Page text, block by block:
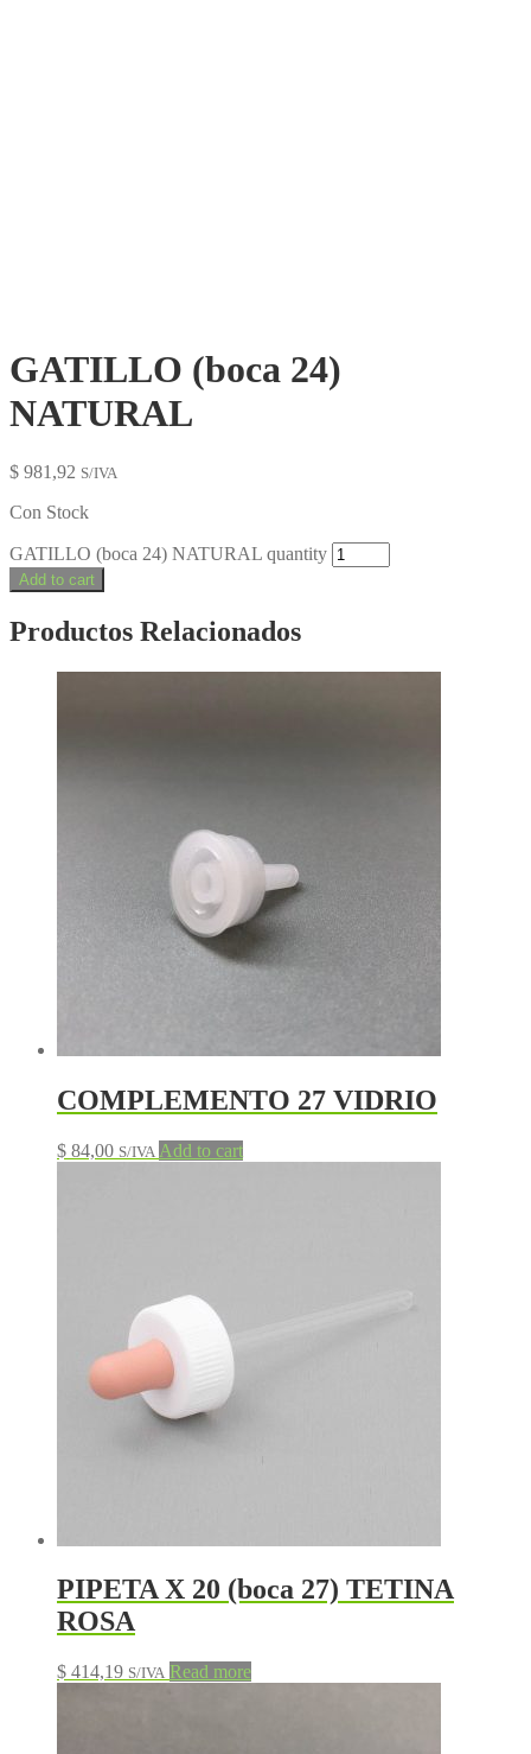
GATILLO (boca 24)
NATURAL
$ 981,92 S/IVA
Con Stock
GATILLO (boca 24) NATURAL quantity
Add to cart
Productos Relacionados
COMPLEMENTO 27 VIDRIO
$ 84,00 S/IVA Add to cart
PIPETA X 20 (boca 27) TETINA
ROSA
$ 414,19 S/IVA Read more